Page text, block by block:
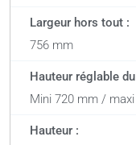
Largeur hors tout :
756 mm
Hauteur réglable
Mini 720 mm /
Hauteur :